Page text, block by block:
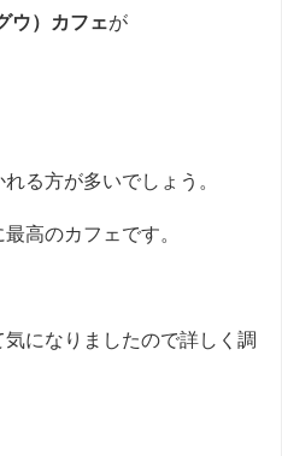
ウ）カフェが
る方が多いでしょう。
高のカフェです。
になりましたので詳しく調